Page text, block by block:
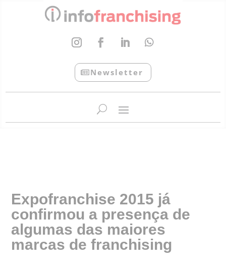
Newsletter
Expofranchise 2015 já
confirmou a presença de
algumas das maiores
marcas de franchising